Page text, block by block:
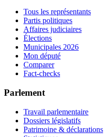
Tous les représentants
Partis politiques
Affaires judiciaires
Élections
Municipales 2026
Mon député
Comparer
Fact-checks
Parlement
Travail parlementaire
Dossiers législatifs
Patrimoine & déclarations